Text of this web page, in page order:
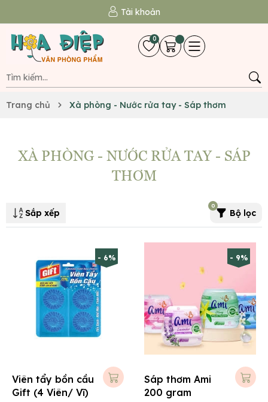
Tài khoản
0
Trang chủ Xà phòng - Nước rửa tay - Sáp thơm
XÀ PHÒNG - NƯỚC RỬA TAY - SÁP
THƠM
Sắp xếp Bộ lọc
0
- 6%
Viên tẩy bồn cầu
Gift (4 Viên/ Vĩ)
- 9%
Sáp thơm Ami
200 gram